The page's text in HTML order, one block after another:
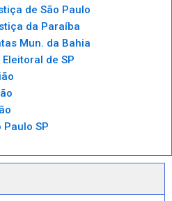
de São Paulo
da Paraíba
Mun. da Bahia
Eleitoral de SP
Paulo SP